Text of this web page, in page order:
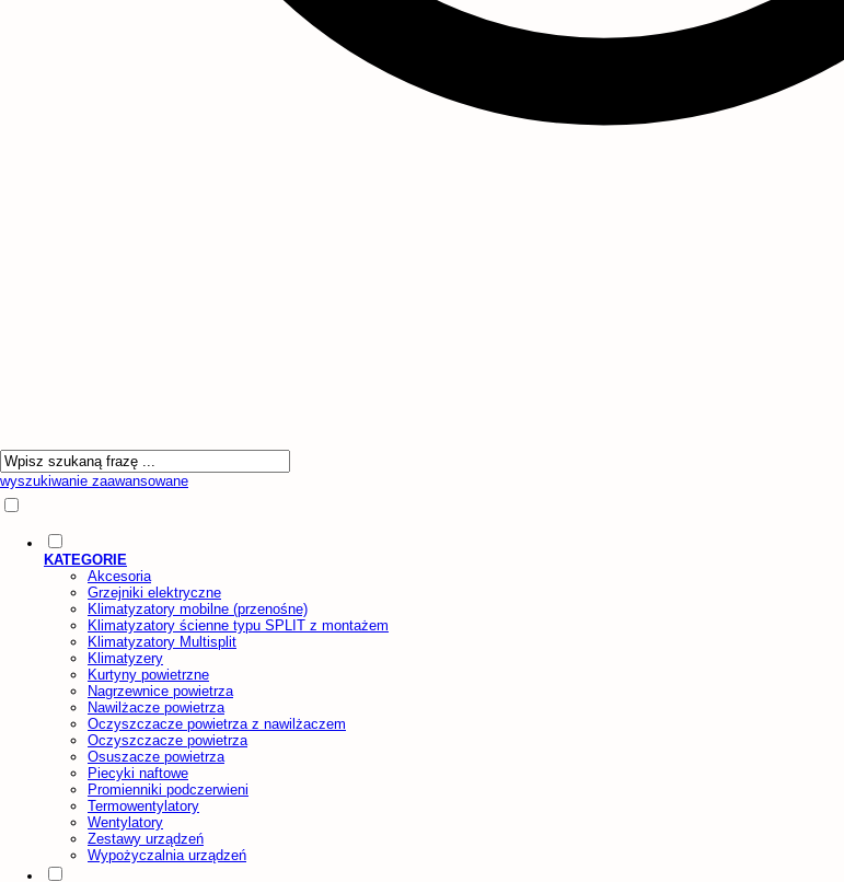
wyszukiwanie zaawansowane
KATEGORIE
Akcesoria
Grzejniki elektryczne
Klimatyzatory mobilne (przenośne)
Klimatyzatory ścienne typu SPLIT z montażem
Klimatyzatory Multisplit
Klimatyzery
Kurtyny powietrzne
Nagrzewnice powietrza
Nawilżacze powietrza
Oczyszczacze powietrza z nawilżaczem
Oczyszczacze powietrza
Osuszacze powietrza
Piecyki naftowe
Promienniki podczerwieni
Termowentylatory
Wentylatory
Zestawy urządzeń
Wypożyczalnia urządzeń